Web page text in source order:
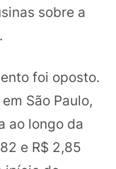
sobre a
foi oposto.
São Paulo,
ao longo da
e R$ 2,85